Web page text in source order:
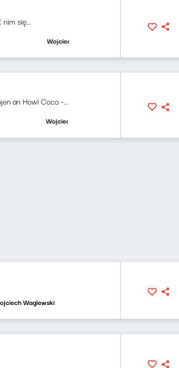
się...
Wojciech Waglewski, Bartosz "Fisz" Waglewski
an Howl Coco -...
Wojciech Waglewski, Bartosz "Fisz" Waglewski
Waglewski